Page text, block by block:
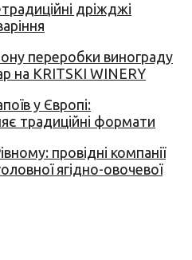
дріжджі
переробки винограду
на KRITSKI WINERY
у Європі:
традиційні формати
провідні компанії
ягідно-овочевої